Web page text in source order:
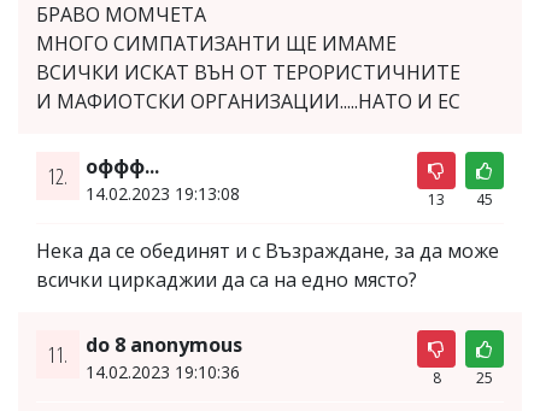
БРАВО МОМЧЕТА
МНОГО СИМПАТИЗАНТИ ЩЕ ИМАМЕ
ВСИЧКИ ИСКАТ ВЪН ОТ ТЕРОРИСТИЧНИТЕ
И МАФИОТСКИ ОРГАНИЗАЦИИ.....НАТО И ЕС
12. оффф...
14.02.2023 19:13:08 13 45
Нека да се обединят и с Възраждане, за да може
всички циркаджии да са на едно място?
11. do 8 anonymous
14.02.2023 19:10:36 8 25